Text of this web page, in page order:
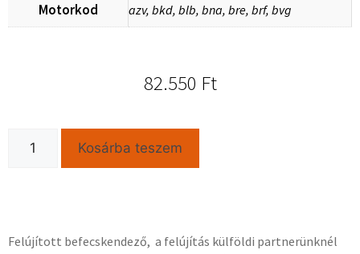
Motorkod azv, bkd, blb, bna, bre, brf, bvg
82.550 Ft
Kosárba teszem
Felújított befecskendező, a felújítás külföldi partnerünknél